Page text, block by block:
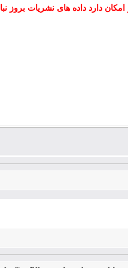
دارد داده های نشریات بروز